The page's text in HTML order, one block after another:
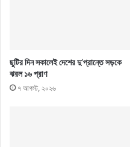
ছুটির দিন সকালেই দেশের দু’প্রান্তে সড়কে
ঝরল ১৬ প্রাণ
৭ আগস্ট, ২০২৬